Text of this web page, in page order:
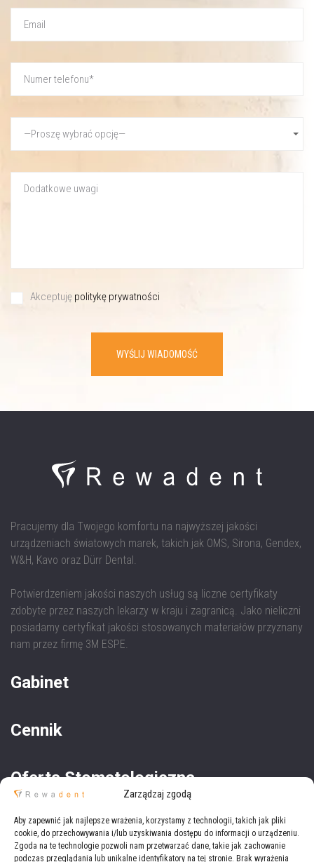
Zarządzaj zgodą
Aby zapewnić jak najlepsze wrażenia, korzystamy z technologii, takich jak pliki
cookie, do przechowywania i/lub uzyskiwania dostępu do informacji o urządzeniu.
Zgoda na te technologie pozwoli nam przetwarzać dane, takie jak zachowanie
podczas przeglądania lub unikalne identyfikatory na tej stronie. Brak wyrażenia
Akceptuję politykę prywatności
WYŚLIJ WIADOMOŚĆ
Pracujemy dla Twojego komfortu na najwyższej jakości
urządzeniach światowych marek, takich jak OMS, Sirona, Gendex,
W&H, Kavo oraz Dürr Dental.
Potwierdzeniem jakości naszych usług są liczne certyfikaty
zdobyte przez naszych lekarzy w kraju i zagranicą. Jako nieliczni
posiadamy certyfikat jakości stosowanych materiałów przyznany
nam przez firmę 3M ESPE.
Gabinet
Cennik
Oferta Stomatologiczna
Oferta Medyczna